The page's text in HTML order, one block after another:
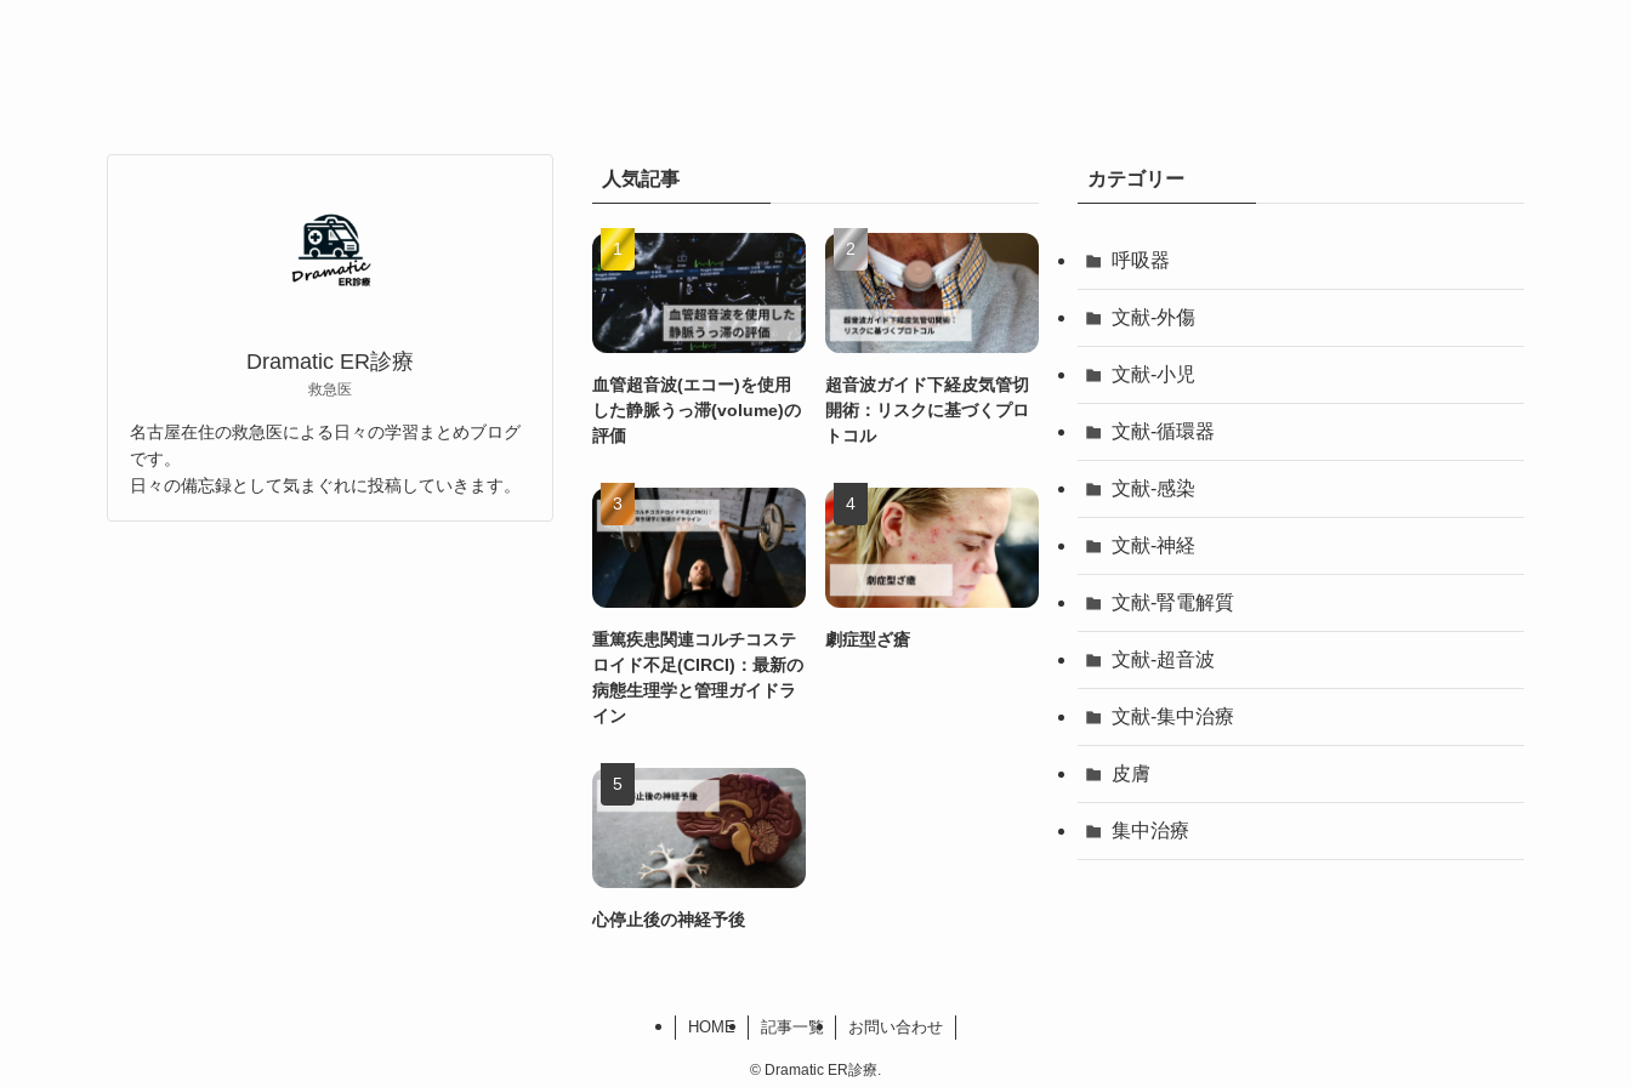
Dramatic ER診療
救急医
名古屋在住の救急医による日々の学習まとめブログ
です。
日々の備忘録として気まぐれに投稿していきます。
人気記事
血管超音波(エコー)を使用
した静脈うっ滞(volume)の
評価
超音波ガイド下経皮気管切
開術：リスクに基づくプロ
トコル
重篤疾患関連コルチコステ
ロイド不足(CIRCI)：最新の
病態生理学と管理ガイドラ
イン
劇症型ざ瘡
心停止後の神経予後
カテゴリー
呼吸器
文献-外傷
文献-小児
文献-循環器
文献-感染
文献-神経
文献-腎電解質
文献-超音波
文献-集中治療
皮膚
集中治療
HOME 記事一覧 お問い合わせ
© Dramatic ER診療.